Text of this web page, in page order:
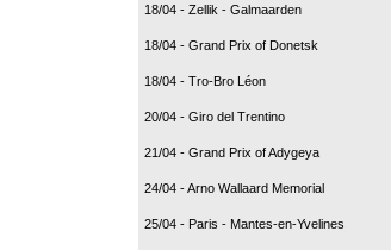
18/04 - Zellik - Galmaarden
18/04 - Grand Prix of Donetsk
18/04 - Tro-Bro Léon
20/04 - Giro del Trentino
21/04 - Grand Prix of Adygeya
24/04 - Arno Wallaard Memorial
25/04 - Paris - Mantes-en-Yvelines